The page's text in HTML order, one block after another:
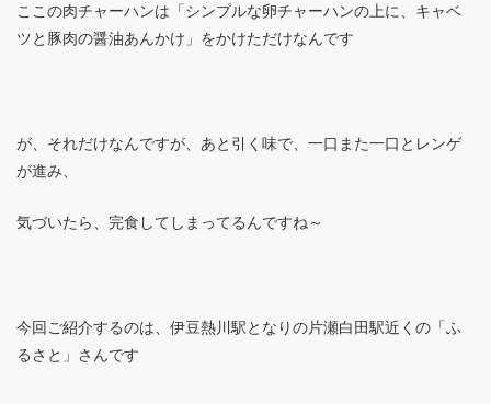
ここの肉チャーハンは「シンプルな卵チャーハンの上に、キャベ
ツと豚肉の醤油あんかけ」をかけただけなんです
が、それだけなんですが、あと引く味で、一口また一口とレンゲ
が進み、
気づいたら、完食してしまってるんですね～
今回ご紹介するのは、伊豆熱川駅となりの片瀬白田駅近くの「ふ
るさと」さんです